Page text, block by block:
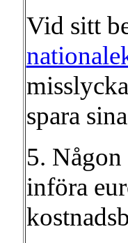
Vid sitt
spara
5.
införa